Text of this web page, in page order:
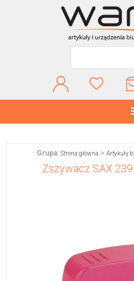
Grupa: Strona główna > Artykuły
Zszywacz SAX